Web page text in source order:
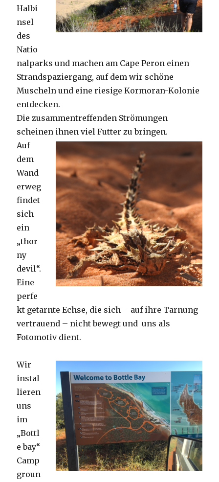
Halbi
nsel
des
Natio
nalparks und machen am Cape Peron einen
Strandspaziergang, auf dem wir schöne
Muscheln und eine riesige Kormoran-Kolonie
entdecken.
Die zusammentreffenden Strömungen
scheinen ihnen viel Futter zu bringen.
Auf
dem
Wand
erweg
findet
sich
ein
„thor
ny
devil“.
Eine
perfe
kt getarnte Echse, die sich – auf ihre Tarnung
vertrauend – nicht bewegt und uns als
Fotomotiv dient.
Wir
instal
lieren
uns
im
„Bottl
e bay“
Camp
groun